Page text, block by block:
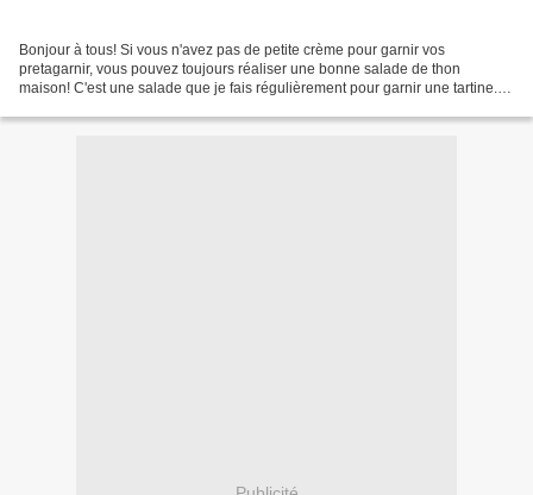
Bonjour à tous! Si vous n'avez pas de petite crème pour garnir vos
pretagarnir, vous pouvez toujours réaliser une bonne salade de thon
maison! C'est une salade que je fais régulièrement pour garnir une tartine...